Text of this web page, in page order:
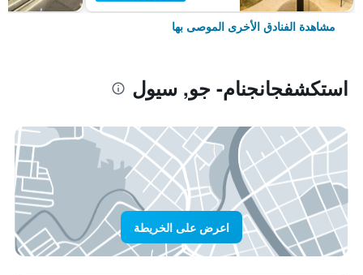
مشاهدة الفنادق الأخرى الموصى بها
استكشفجانجنام- جو, سيول
اعرض على الخريطة